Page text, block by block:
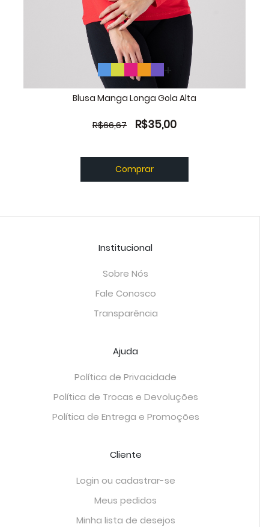
Blusa Manga Longa Gola Alta
R$66,67 R$35,00
Comprar
Institucional
Sobre Nós
Fale Conosco
Transparência
Ajuda
Política de Privacidade
Política de Trocas e Devoluções
Política de Entrega e Promoções
Cliente
Login ou cadastrar-se
Meus pedidos
Minha lista de desejos